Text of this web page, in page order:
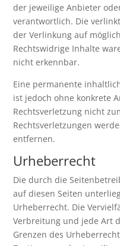
der jeweilige Anbieter
verantwortlich. Die
der Verlinkung auf
Rechtswidrige Inhalte
nicht erkennbar.
Eine permanente
ist jedoch ohne konkrete
Rechtsverletzung nicht
Rechtsverletzungen
entfernen.
Urheberrecht
Die durch die
auf diesen Seiten
Urheberrecht. Die
Verbreitung und jede Art
Grenzen des